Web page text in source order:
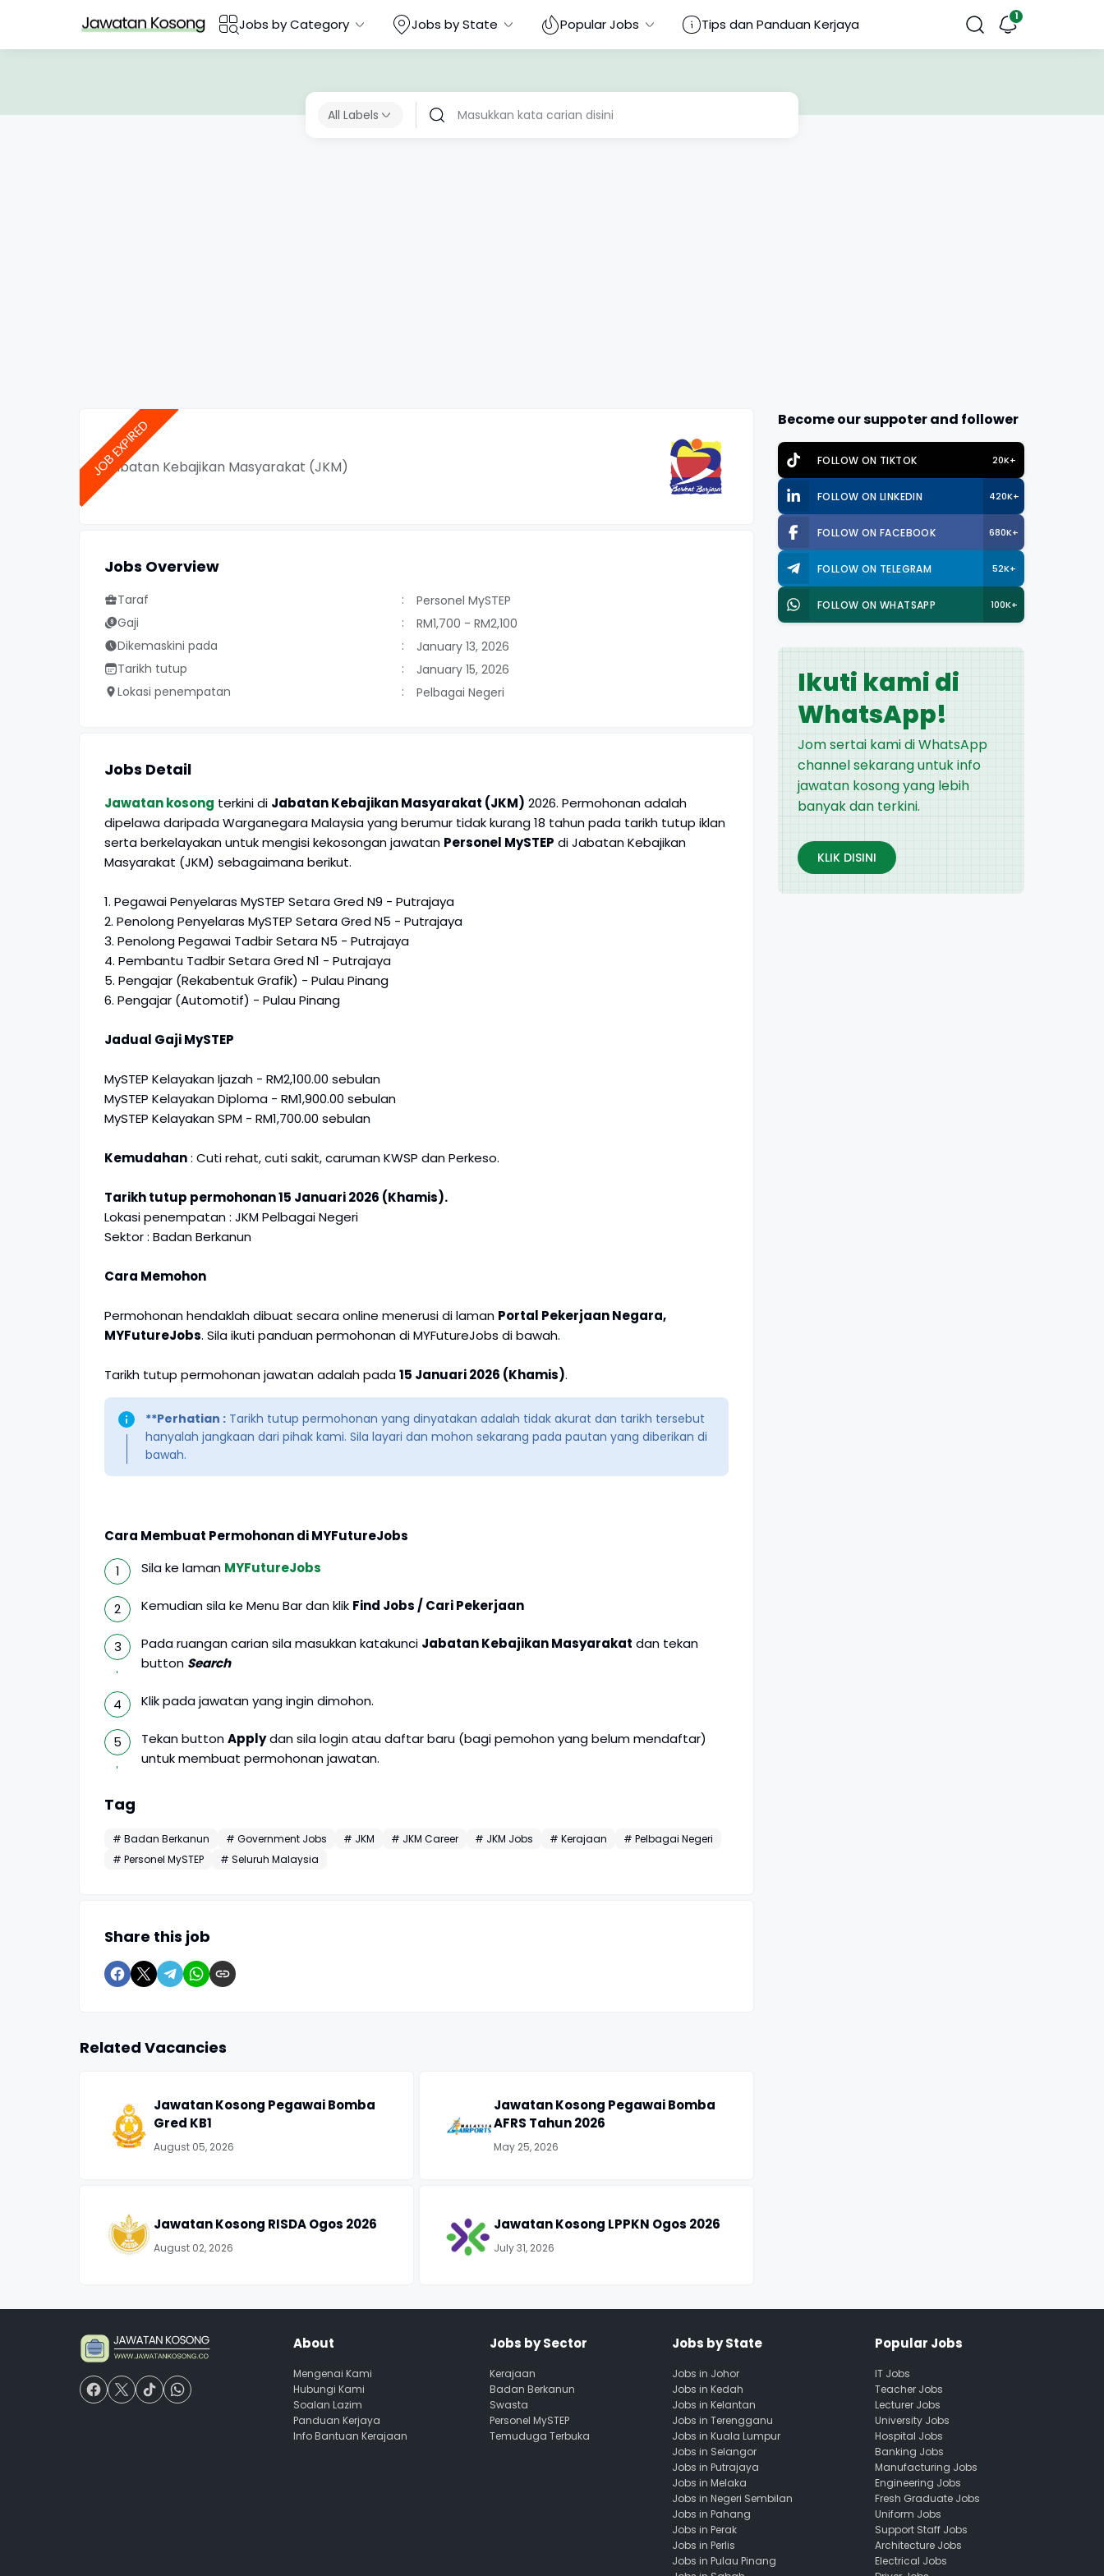
Jobs by Category Jobs by State Popular Jobs Tips dan Panduan Kerjaya
All Labels
Jabatan Kebajikan Masyarakat (JKM)
Jobs Overview
Taraf
Personel MySTEP
Gaji
RM1,700 - RM2,100
Dikemaskini pada
January 13, 2026
Tarikh tutup
January 15, 2026
Lokasi penempatan
Pelbagai Negeri
Jobs Detail
Jawatan kosong terkini di Jabatan Kebajikan Masyarakat (JKM) 2026. Permohonan adalah
dipelawa daripada Warganegara Malaysia yang berumur tidak kurang 18 tahun pada tarikh tutup iklan
serta berkelayakan untuk mengisi kekosongan jawatan Personel MySTEP di Jabatan Kebajikan
Masyarakat (JKM) sebagaimana berikut.
1. Pegawai Penyelaras MySTEP Setara Gred N9 - Putrajaya
2. Penolong Penyelaras MySTEP Setara Gred N5 - Putrajaya
3. Penolong Pegawai Tadbir Setara N5 - Putrajaya
4. Pembantu Tadbir Setara Gred N1 - Putrajaya
5. Pengajar (Rekabentuk Grafik) - Pulau Pinang
6. Pengajar (Automotif) - Pulau Pinang
Jadual Gaji MySTEP
MySTEP Kelayakan Ijazah - RM2,100.00 sebulan
MySTEP Kelayakan Diploma - RM1,900.00 sebulan
MySTEP Kelayakan SPM - RM1,700.00 sebulan
Kemudahan: Cuti rehat, cuti sakit, caruman KWSP dan Perkeso.
Tarikh tutup permohonan 15 Januari 2026 (Khamis).
Lokasi penempatan : JKM Pelbagai Negeri
Sektor : Badan Berkanun
Cara Memohon
Permohonan hendaklah dibuat secara online menerusi di laman Portal Pekerjaan Negara,
MYFutureJobs. Sila ikuti panduan permohonan di MYFutureJobs di bawah.
Tarikh tutup permohonan jawatan adalah pada15 Januari 2026 (Khamis).
**Perhatian : Tarikh tutup permohonan yang dinyatakan adalah tidak akurat dan tarikh tersebut
hanyalah jangkaan dari pihak kami. Sila layari dan mohon sekarang pada pautan yang diberikan di
bawah.
Cara Membuat Permohonan di MYFutureJobs
Sila ke laman MYFutureJobs
Kemudian sila ke Menu Bar dan klik Find Jobs / Cari Pekerjaan
Pada ruangan carian sila masukkan katakunci Jabatan Kebajikan Masyarakat dan tekan
button Search
Klik pada jawatan yang ingin dimohon.
Tekan buttonApplydan sila login atau daftar baru (bagi pemohon yang belum mendaftar)
untuk membuat permohonan jawatan.
Tag
# Badan Berkanun # Government Jobs # JKM # JKM Career # JKM Jobs # Kerajaan
# Pelbagai Negeri
# Personel MySTEP
# Seluruh Malaysia
Share this job
Related Vacancies
Jawatan Kosong Pegawai Bomba
Gred KB1
August 05, 2026
Jawatan Kosong Pegawai Bomba
AFRS Tahun 2026
May 25, 2026
Jawatan Kosong RISDA Ogos 2026
August 02, 2026
Jawatan Kosong LPPKN Ogos 2026
July 31, 2026
Become our suppoter and follower
FOLLOW ON TIKTOK 20K+
FOLLOW ON LINKEDIN 420K+
FOLLOW ON FACEBOOK 680K+
FOLLOW ON TELEGRAM 52K+
FOLLOW ON WHATSAPP 100K+
Ikuti kami di
WhatsApp!
Jom sertai kami di WhatsApp
channel sekarang untuk info
jawatan kosong yang lebih
banyak dan terkini.
KLIK DISINI
About
Mengenai Kami
Hubungi Kami
Soalan Lazim
Panduan Kerjaya
Info Bantuan Kerajaan
Jobs by Sector
Kerajaan
Badan Berkanun
Swasta
Personel MySTEP
Temuduga Terbuka
Jobs by State
Jobs in Johor
Jobs in Kedah
Jobs in Kelantan
Jobs in Terengganu
Jobs in Kuala Lumpur
Jobs in Selangor
Jobs in Putrajaya
Jobs in Melaka
Jobs in Negeri Sembilan
Jobs in Pahang
Jobs in Perak
Jobs in Perlis
Jobs in Pulau Pinang
Popular Jobs
IT Jobs
Teacher Jobs
Lecturer Jobs
University Jobs
Hospital Jobs
Banking Jobs
Manufacturing Jobs
Engineering Jobs
Fresh Graduate Jobs
Uniform Jobs
Support Staff Jobs
Architecture Jobs
Electrical Jobs